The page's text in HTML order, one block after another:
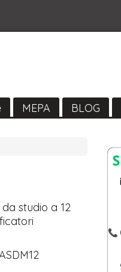
MEPA BLOG
studio a 12